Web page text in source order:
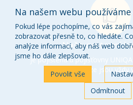
o
nás
Naše cestovní
je pojištěna u pojišťovny UNIQA
Vaše peníze jsou vždy
Na našem webu
Pokud lépe pochopíme, co vás
zobrazovat přesně to, co hledáte.
analýze informací, aby náš web
jsme ho dále zlepšovat.
Povolit vše
Odmítnout